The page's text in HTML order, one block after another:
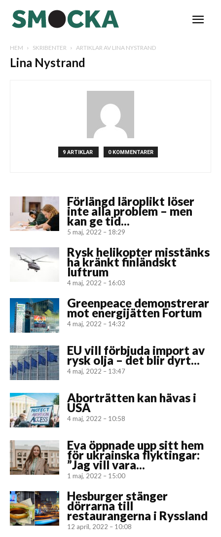
HEM SKRIBENTER ARTIKLAR AV LINA NYSTRAND
Lina Nystrand
9 ARTIKLAR 0 KOMMENTARER
Förlängd läroplikt löser
inte alla problem – men
kan ge tid...
5 maj, 2022 – 18:29
Rysk helikopter misstänks
ha kränkt finländskt
luftrum
4 maj, 2022 – 16:03
Greenpeace demonstrerar
mot energijätten Fortum
4 maj, 2022 – 14:32
EU vill förbjuda import av
rysk olja – det blir dyrt...
4 maj, 2022 – 13:47
Aborträtten kan hävas i
USA
4 maj, 2022 – 10:58
Eva öppnade upp sitt hem
för ukrainska flyktingar:
”Jag vill vara...
1 maj, 2022 – 15:00
Hesburger stänger
dörrarna till
restaurangerna i Ryssland
12 april, 2022 – 10:08